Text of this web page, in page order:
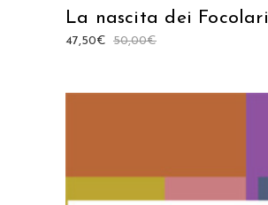
La nascita dei Focolari
50,00€
47,50€